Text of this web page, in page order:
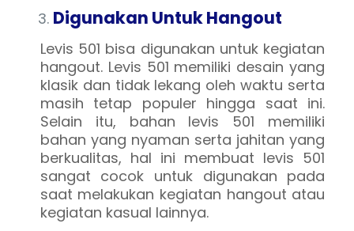
Digunakan Untuk Hangout
Levis 501 bisa digunakan untuk kegiatan
hangout. Levis 501 memiliki desain yang
klasik dan tidak lekang oleh waktu serta
masih tetap populer hingga saat ini.
Selain itu, bahan levis 501 memiliki
bahan yang nyaman serta jahitan yang
berkualitas, hal ini membuat levis 501
sangat cocok untuk digunakan pada
saat melakukan kegiatan hangout atau
kegiatan kasual lainnya.